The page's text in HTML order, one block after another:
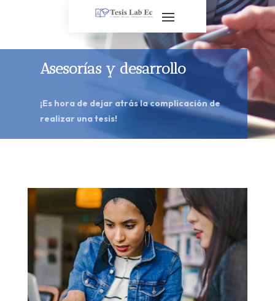
Asesorías y desarrollo
¡Es hora de dejar atrás la complicación de
realizar una tesis!